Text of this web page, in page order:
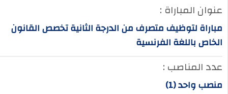
عنوان المباراة :
مباراة لتوظيف متصرف من الدرجة الثانية تخصص القانون
الخاص باللغة الفرنسية
عدد المناصب :
منصب واحد (1)